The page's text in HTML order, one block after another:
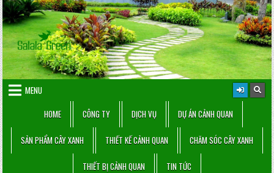
Skip
to
content
MENU
HOME
CÔNG TY DỊCH VỤ DỰ ÁN CẢNH QUAN
SẢN PHẨM CÂY XANH THIẾT KẾ CẢNH QUAN CHĂM SÓC CÂY XANH
THIẾT BỊ CẢNH QUAN TIN TỨC